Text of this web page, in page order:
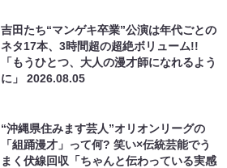
吉田たち“マンゲキ卒業”公演は年代ごとの
ネタ17本、3時間超の超絶ボリューム!!
「もうひとつ、大人の漫才師になれるよう
に」2026.08.05
“沖縄県住みます芸人”オリオンリーグの
「組踊漫才」って何? 笑い×伝統芸能でう
まく伏線回収「ちゃんと伝わっている実感